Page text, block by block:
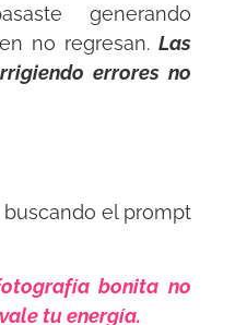
generando
no regresan. Las
errores no
el prompt
bonita no
tu energía.